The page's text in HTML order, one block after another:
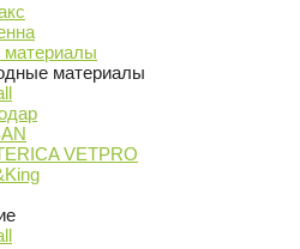
материалы
VETPRO